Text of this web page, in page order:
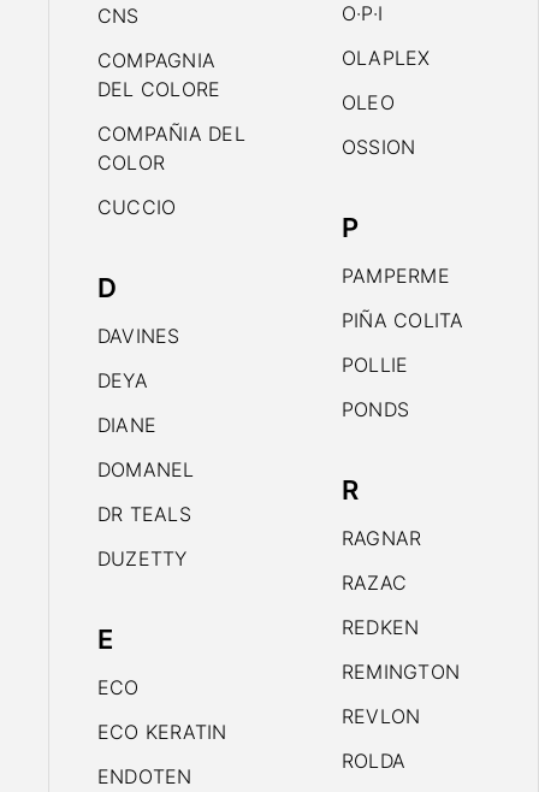
CNS
COMPAGNIA
DEL COLORE
COMPAÑIA DEL
COLOR
CUCCIO
D
DAVINES
DEYA
DIANE
DOMANEL
DR TEALS
DUZETTY
E
ECO
ECO KERATIN
ENDOTEN
O·P·I
OLAPLEX
OLEO
OSSION
P
PAMPERME
PIÑA COLITA
POLLIE
PONDS
R
RAGNAR
RAZAC
REDKEN
REMINGTON
REVLON
ROLDA